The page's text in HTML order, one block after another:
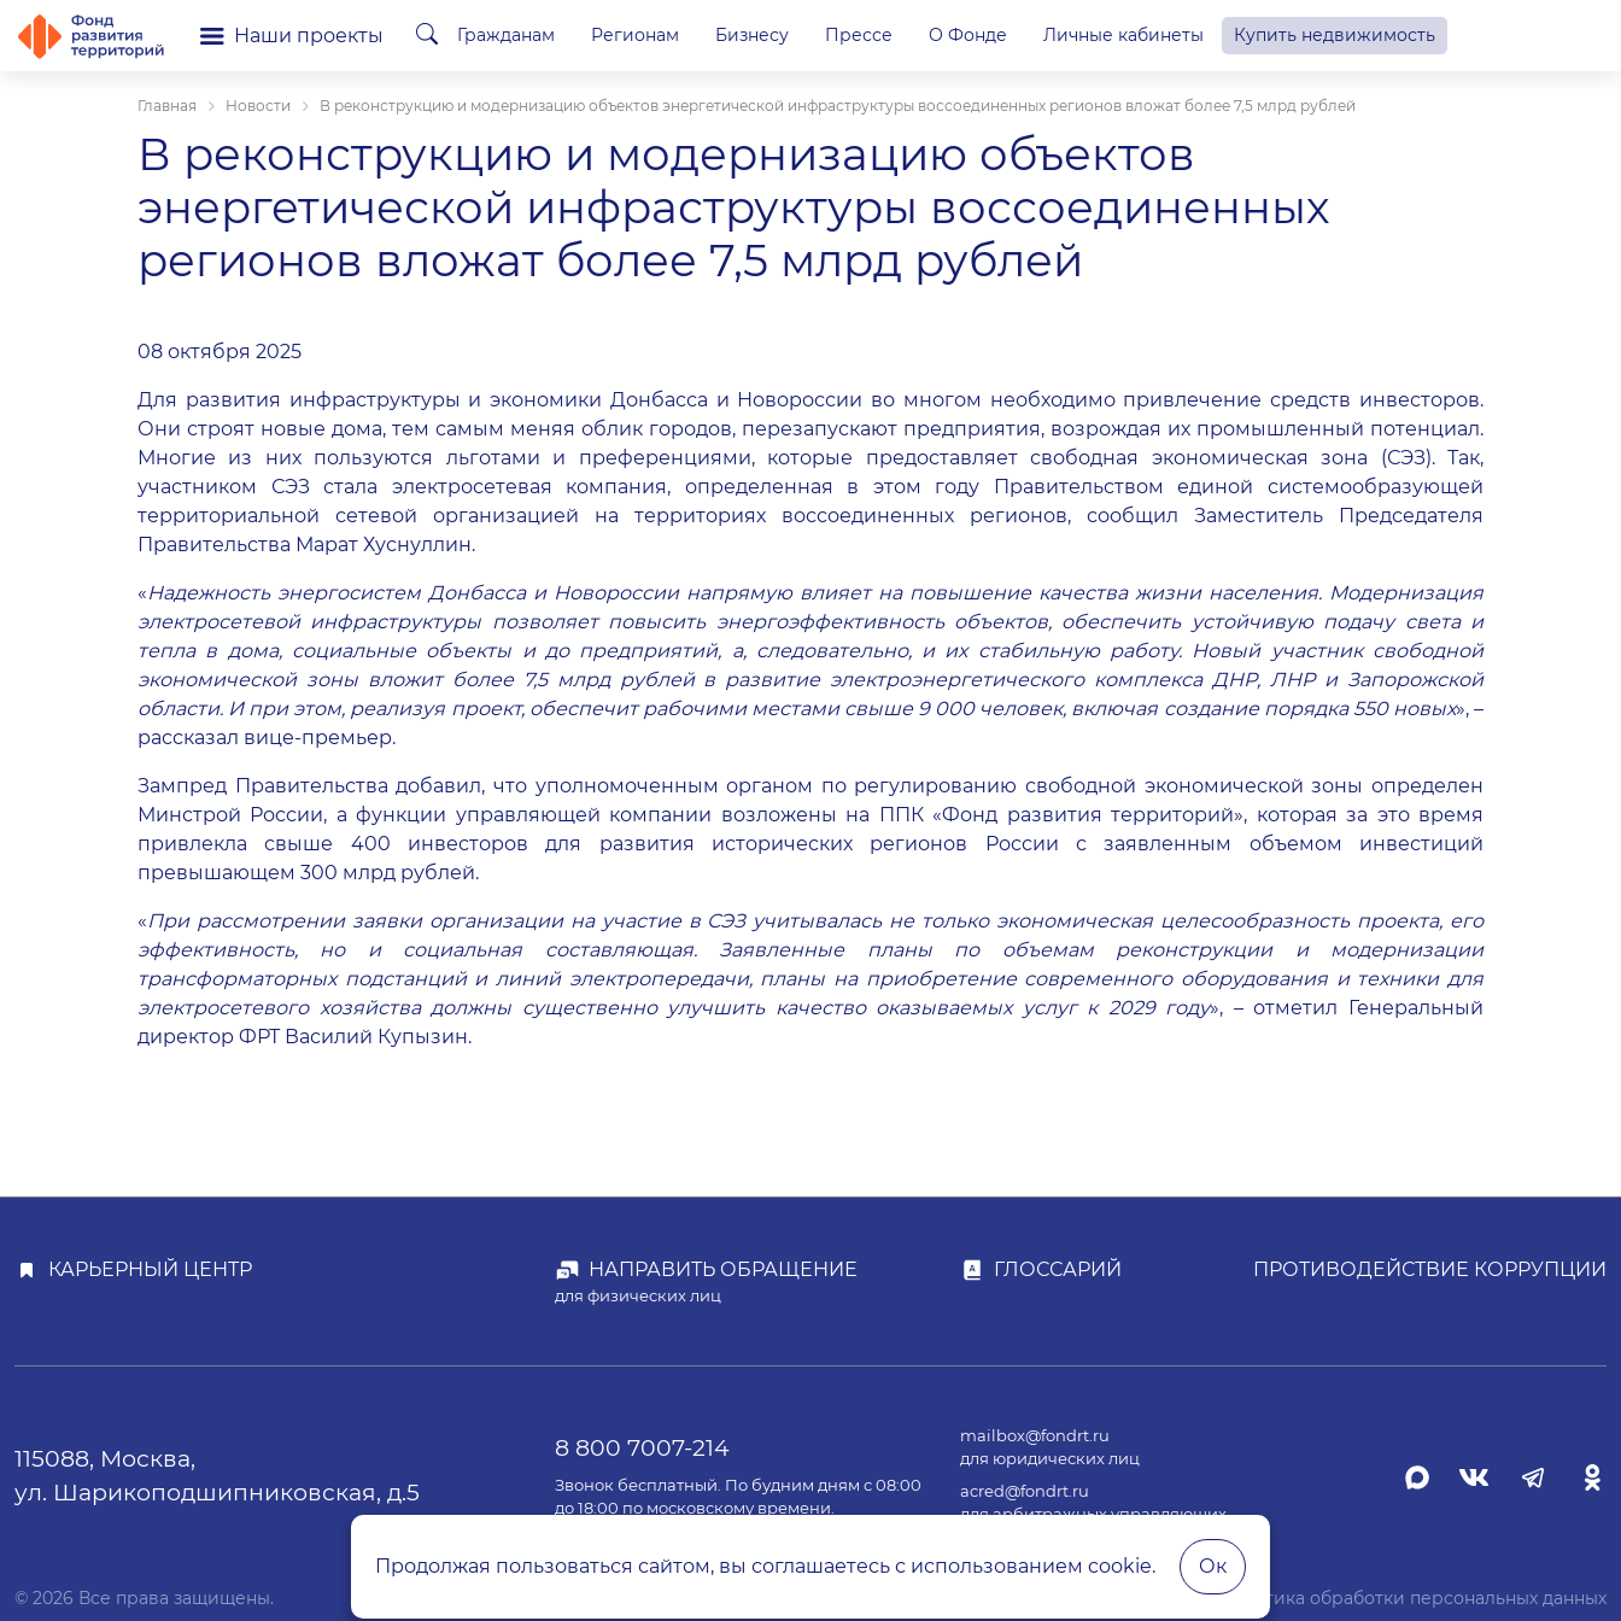
Наши проекты Гражданам Регионам Бизнесу Прессе О Фонде Личные кабинеты Купить недвижимость
Главная Новости В реконструкцию и модернизацию объектов энергетической инфраструктуры воссоединенных регионов вложат более 7,5 млрд рублей
В реконструкцию и модернизацию объектов
энергетической инфраструктуры воссоединенных
регионов вложат более 7,5 млрд рублей
08 октября 2025
Для развития инфраструктуры и экономики Донбасса и Новороссии во многом необходимо привлечение средств инвесторов.
Они строят новые дома, тем самым меняя облик городов, перезапускают предприятия, возрождая их промышленный потенциал.
Многие из них пользуются льготами и преференциями, которые предоставляет свободная экономическая зона (СЭЗ). Так,
участником СЭЗ стала электросетевая компания, определенная в этом году Правительством единой системообразующей
территориальной сетевой организацией на территориях воссоединенных регионов, сообщил Заместитель Председателя
Правительства Марат Хуснуллин.
«Надежность энергосистем Донбасса и Новороссии напрямую влияет на повышение качества жизни населения. Модернизация
электросетевой инфраструктуры позволяет повысить энергоэффективность объектов, обеспечить устойчивую подачу света и
тепла в дома, социальные объекты и до предприятий, а, следовательно, и их стабильную работу. Новый участник свободной
экономической зоны вложит более 7,5 млрд рублей в развитие электроэнергетического комплекса ДНР, ЛНР и Запорожской
области. И при этом, реализуя проект, обеспечит рабочими местами свыше 9 000 человек, включая создание порядка 550 новых», –
рассказал вице-премьер.
Зампред Правительства добавил, что уполномоченным органом по регулированию свободной экономической зоны определен
Минстрой России, а функции управляющей компании возложены на ППК «Фонд развития территорий», которая за это время
привлекла свыше 400 инвесторов для развития исторических регионов России с заявленным объемом инвестиций
превышающем 300 млрд рублей.
«При рассмотрении заявки организации на участие в СЭЗ учитывалась не только экономическая целесообразность проекта, его
эффективность, но и социальная составляющая. Заявленные планы по объемам реконструкции и модернизации
трансформаторных подстанций и линий электропередачи, планы на приобретение современного оборудования и техники для
электросетевого хозяйства должны существенно улучшить качество оказываемых услуг к 2029 году», – отметил Генеральный
директор ФРТ Василий Купызин.
КАРЬЕРНЫЙ ЦЕНТР НАПРАВИТЬ ОБРАЩЕНИЕ
для физических лиц
ГЛОССАРИЙ ПРОТИВОДЕЙСТВИЕ КОРРУПЦИИ
115088, Москва,
ул. Шарикоподшипниковская, д.5
8 800 7007-214
Звонок бесплатный. По будним дням с 08:00
до 18:00 по московскому времени.
mailbox@fondrt.ru
для юридических лиц
acred@fondrt.ru
для арбитражных управляющих
© 2026 Все права защищены. Политика обработки персональных данных
Продолжая пользоваться сайтом, вы соглашаетесь с использованием cookie. Ок